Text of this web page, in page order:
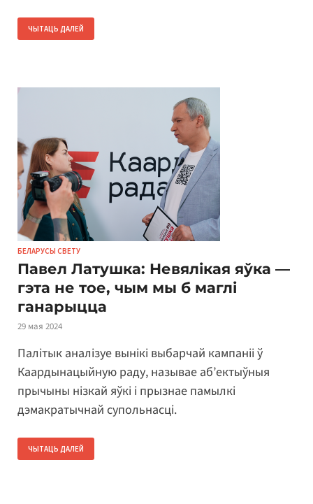
ЧЫТАЦЬ ДАЛЕЙ
БЕЛАРУСЫ СВЕТУ
Павел Латушка: Невялікая яўка —
гэта не тое, чым мы б маглі
ганарыцца
29 мая 2024
Палітык аналізуе вынікі выбарчай кампаніі ў
Каардынацыйную раду, называе аб’ектыўныя
прычыны нізкай яўкі і прызнае памылкі
дэмакратычнай супольнасці.
ЧЫТАЦЬ ДАЛЕЙ